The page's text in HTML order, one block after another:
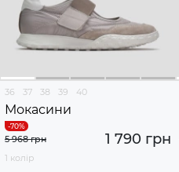
36 37 38 39 40
Мокасини
1 790 грн
5 968 грн
1 колір